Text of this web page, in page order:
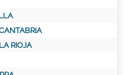
RIOJA